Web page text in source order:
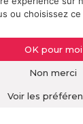
ou choisissez
OK pour moi
Non merci
Voir les